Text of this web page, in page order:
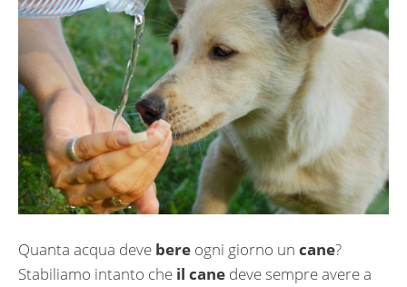
Quanta acqua deve bere ogni giorno un cane?
Stabiliamo intanto che il cane deve sempre avere a